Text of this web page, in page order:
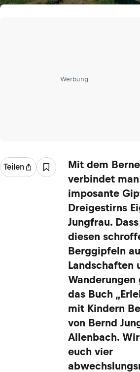
Werbung
Teilen
Mit dem
verbindet
imposante
Dreigestirns
Jungfrau.
diesen
Berggipfeln
Landschaften
das Buch
mit Kindern
von Bernd
Allenbach.
euch vier